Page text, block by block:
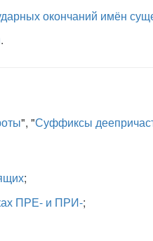
окончаний имён
.
", "Суффиксы
;
ПРЕ- и ПРИ-;